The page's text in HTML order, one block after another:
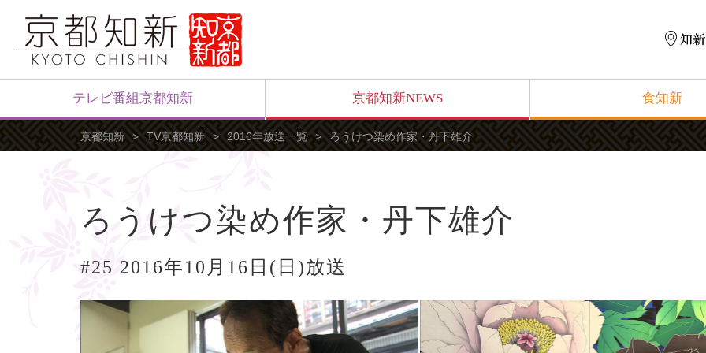
テレビ番組京都知新 京都知新NEWS 食知新
京都知新 TV京都知新 2016年放送一覧 ろうけつ染め作家・丹下雄介
ろうけつ染め作家・丹下雄介
#25 2016年10月16日(日)放送